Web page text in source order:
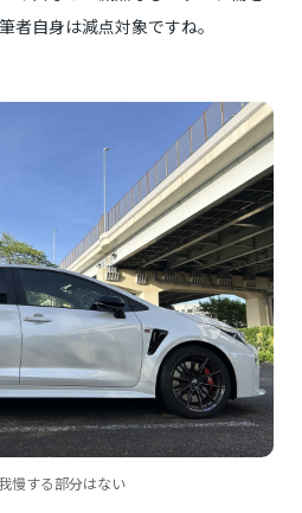
者自身は減点対象ですね。
慢する部分はない